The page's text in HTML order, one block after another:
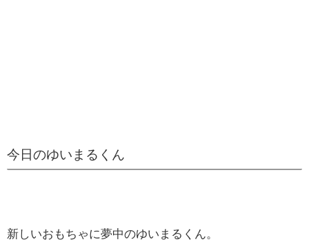
今日のゆいまるくん
新しいおもちゃに夢中のゆいまるくん。